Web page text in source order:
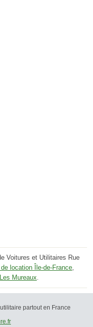
Voitures et Utilitaires Rue
location Île-de-France,
Mureaux.
partout en France